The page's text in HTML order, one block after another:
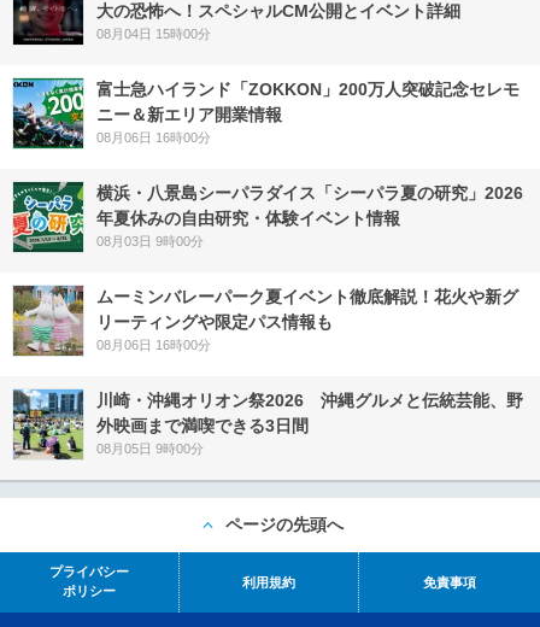
大の恐怖へ！スペシャルCM公開とイベント詳細
08月04日 15時00分
富士急ハイランド「ZOKKON」200万人突破記念セレモ
ニー＆新エリア開業情報
08月06日 16時00分
横浜・八景島シーパラダイス「シーパラ夏の研究」2026
年夏休みの自由研究・体験イベント情報
08月03日 9時00分
ムーミンバレーパーク夏イベント徹底解説！花火や新グ
リーティングや限定パス情報も
08月06日 16時00分
川崎・沖縄オリオン祭2026 沖縄グルメと伝統芸能、野
外映画まで満喫できる3日間
08月05日 9時00分
ページの先頭へ
プライバシー
ポリシー
利用規約 免責事項